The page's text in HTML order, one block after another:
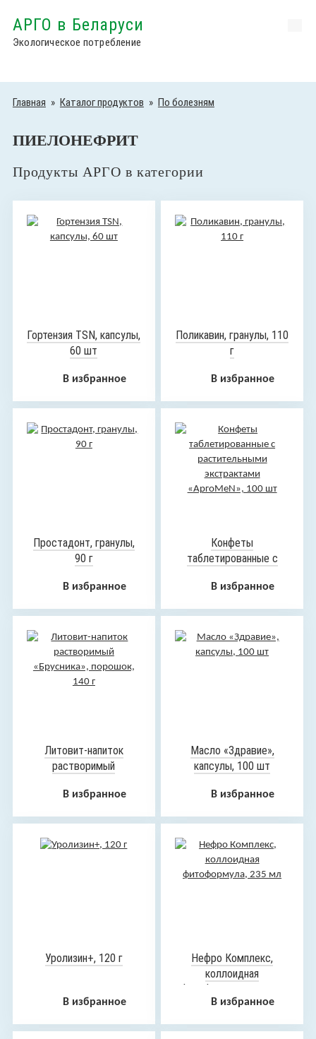
АРГО в Беларуси
Экологическое потребление
Главная » Каталог продуктов » По болезням
ПИЕЛОНЕФРИТ
Продукты АРГО в категории
Гортензия TSN, капсулы,
60 шт
В избранное
Поликавин, гранулы, 110
г
В избранное
Простадонт, гранулы,
90 г
В избранное
Конфеты
таблетированные с
экстрактами
В избранное
Литовит-напиток
растворимый
140 г
В избранное
Масло «Здравие»,
капсулы, 100 шт
В избранное
Уролизин+, 120 г
В избранное
Нефро Комплекс,
коллоидная
фитоформула, 235 мл
В избранное